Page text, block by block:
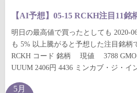
【AI予想】05-15 RCKH注目11銘
明日の最高値で買ったとしても 2020-
も 5% 以上騰がると予想した注目銘柄
RCKH コード 銘柄 現値 3788 GMO
UUUM 2406円 4436 ミンカブ・ジ・
5月